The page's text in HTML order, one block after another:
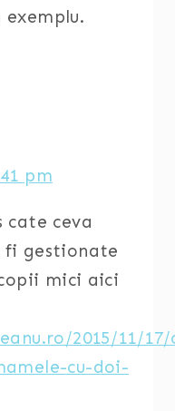
pm
cate ceva
fi gestionate
mici aici
2015/11/
cu-doi-